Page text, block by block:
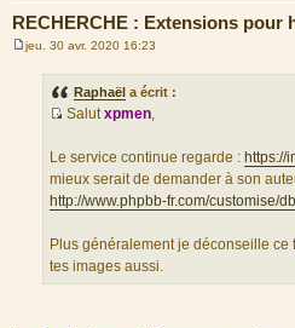
RECHERCHE : Extensions pour
M
jeu. 30 avr. 2020 16:23
Raphaël a écrit :
o
u
r
e
d
u
Salutxpmen,
Le service continue regarde : https://
mieux serait de demander à son
http://www.phpbb-fr.com/customise/
Plus généralement je déconseille ce
tes images aussi.